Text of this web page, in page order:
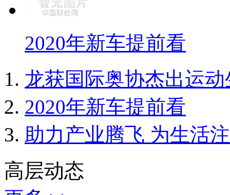
2020年新车提前看
龙获国际奥协杰出运
2020年新车提前看
助力产业腾飞 为生活
高层动态